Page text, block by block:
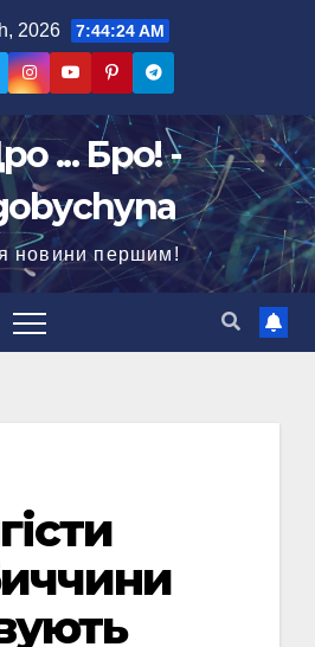
2026 7:44:25 AM
... Бро! -
новини першим!